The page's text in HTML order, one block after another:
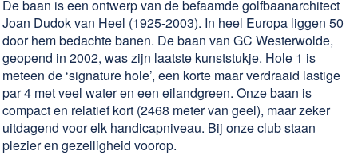
De baan is een ontwerp van de befaamde golfbaanarchitect
Joan Dudok van Heel (1925-2003). In heel Europa liggen 50
door hem bedachte banen. De baan van GC Westerwolde,
geopend in 2002, was zijn laatste kunststukje. Hole 1 is
meteen de ‘signature hole’, een korte maar verdraaid lastige
par 4 met veel water en een eilandgreen. Onze baan is
compact en relatief kort (2468 meter van geel), maar zeker
uitdagend voor elk handicapniveau. Bij onze club staan
plezier en gezelligheid voorop.